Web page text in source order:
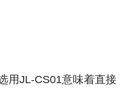
用JL-CS01意味着直接